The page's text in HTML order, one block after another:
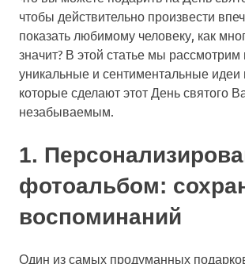
чтобы действительно произвести
показать любимому человеку, как
значит? В этой статье мы
уникальные и сентиментальные идеи
которые сделают этот День святого
незабываемым.
1.
фотоальбом:
воспоминаний
Один из самых продуманных